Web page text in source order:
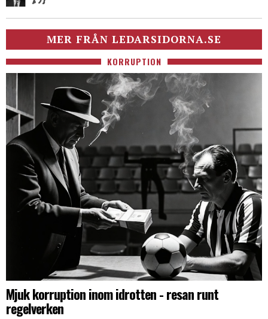
MER FRÅN LEDARSIDORNA.SE
KORRUPTION
Mjuk korruption inom idrotten - resan runt
regelverken